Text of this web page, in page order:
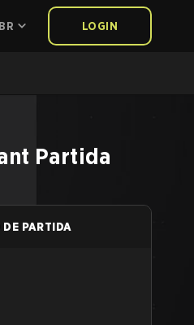
BR LOGIN
Partida
DE PARTIDA